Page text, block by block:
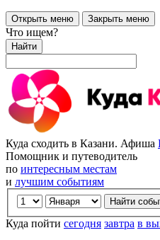
Открыть меню Закрыть меню
Что ищем?
Найти
Куда сходить в Казани. Афиша
Помощник и путеводитель
по интересным местам
и лучшим событиям
Куда пойти сегодня завтра в